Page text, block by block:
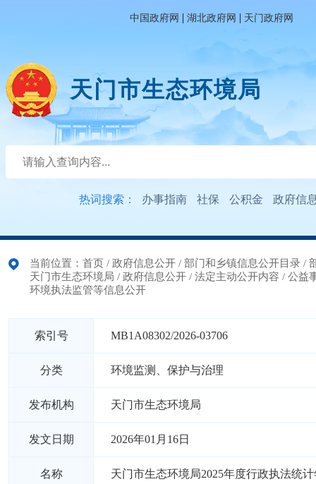
中国政府网 | 湖北政府网 | 天门政府网
天门市生态环境局
热词搜索： 办事指南 社保 公积金 政府信
当前位置： 首页 / 政府信息公开 / 部门和乡镇信息公开目录 /
天门市生态环境局 / 政府信息公开 / 法定主动公开内容 / 公益
环境执法监管等信息公开
索引号 MB1A08302/2026-03706
分类 环境监测、保护与治理
发布机构 天门市生态环境局
发文日期 2026年01月16日
名称 天门市生态环境局2025年度行政执法统